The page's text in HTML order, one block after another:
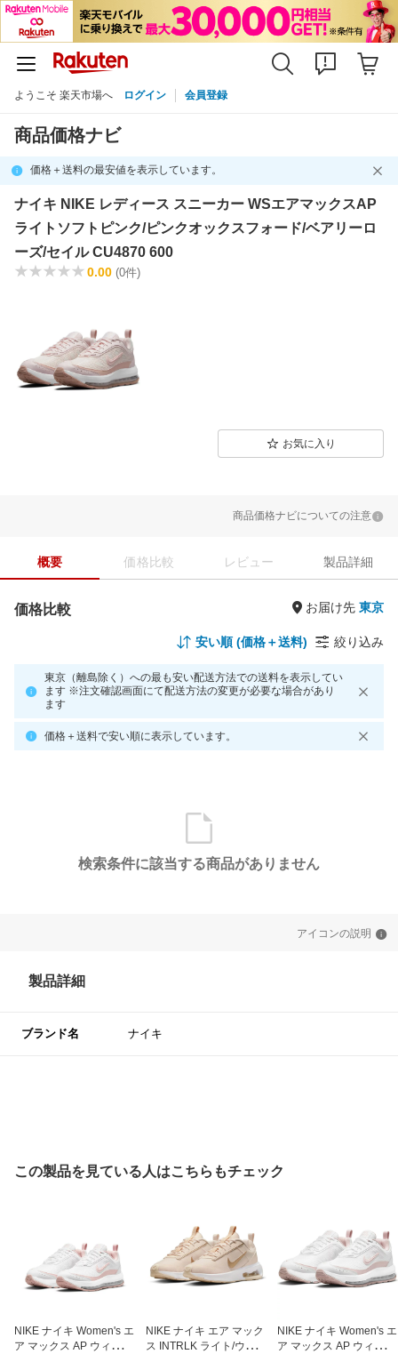
ようこそ 楽天市場へ ログイン 会員登録
商品価格ナビ
価格＋送料の最安値を表示しています。
ナイキ NIKE レディース スニーカー WSエアマックスAP
ライトソフトピンク/ピンクオックスフォード/ベアリーロ
ーズ/セイル CU4870 600
0.00 (0件)
お気に入り
商品価格ナビについての注意
概要 価格比較 レビュー 製品詳細
価格比較 お届け先
安い順 (価格＋送料) 絞り込み
東京（離島除く）への最も安い配送方法での送料を表示してい
ます ※注文確認画面にて配送方法の変更が必要な場合があり
ます
価格＋送料で安い順に表示しています。
検索条件に該当する商品がありません
アイコンの説明
製品詳細
ブランド名 ナイキ
この製品を見ている人はこちらもチェック
NIKE ナイキ Women's エ
ア マックス AP ウィメン
NIKE ナイキ エア マック
ス INTRLK ライト/ウィメ
NIKE ナイキ Women's エ
ア マックス AP ウィメン